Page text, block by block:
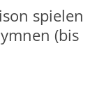
spielen
(bis